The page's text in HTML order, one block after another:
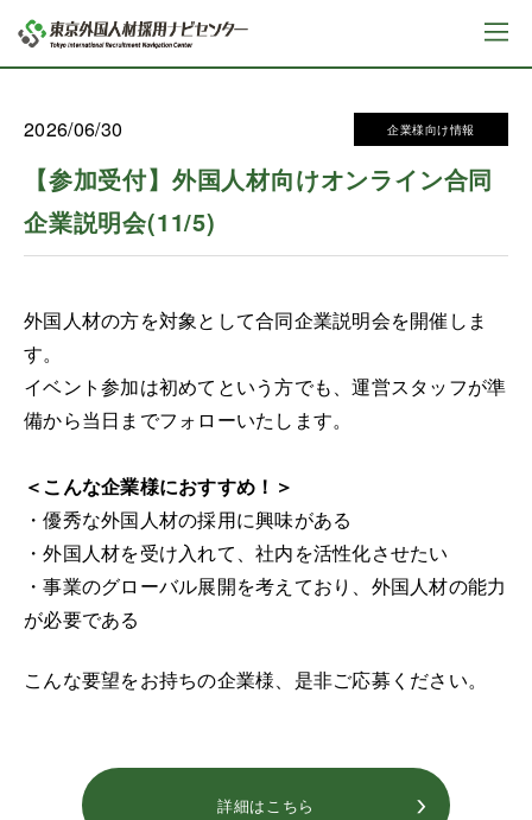
企業様向け情報
2026/06/30
【参加受付】外国人材向けオンライン合同
企業説明会(11/5)
外国人材の方を対象として合同企業説明会を開催しま
す。
イベント参加は初めてという方でも、運営スタッフが準
備から当日までフォローいたします。
＜こんな企業様におすすめ！＞
・優秀な外国人材の採用に興味がある
・外国人材を受け入れて、社内を活性化させたい
・事業のグローバル展開を考えており、外国人材の能力
が必要である
こんな要望をお持ちの企業様、是非ご応募ください。
詳細はこちら